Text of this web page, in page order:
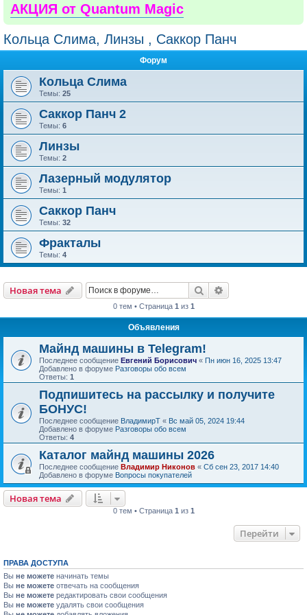
АКЦИЯ от Quantum Magic
Кольца Слима, Линзы , Саккор Панч
Форум
Кольца Слима
Темы: 25
Саккор Панч 2
Темы: 6
Линзы
Темы: 2
Лазерный модулятор
Темы: 1
Саккор Панч
Темы: 32
Фракталы
Темы: 4
Новая тема Поиск
0 тем • Страница 1 из 1
Объявления
Майнд машины в Telegram!
Последнее сообщение Евгений Борисович « Пн июн 16, 2025 13:47
Добавлено в форуме Разговоры обо всем
Ответы: 1
Подпишитесь на рассылку и получите
БОНУС!
Последнее сообщение ВладимирТ « Вс май 05, 2024 19:44
Добавлено в форуме Разговоры обо всем
Ответы: 4
Каталог майнд машины 2026
Последнее сообщение Владимир Никонов « Сб сен 23, 2017 14:40
Добавлено в форуме Вопросы покупателей
Новая тема
0 тем • Страница 1 из 1
Перейти
ПРАВА ДОСТУПА
Вы не можете начинать темы
Вы не можете отвечать на сообщения
Вы не можете редактировать свои сообщения
Вы не можете удалять свои сообщения